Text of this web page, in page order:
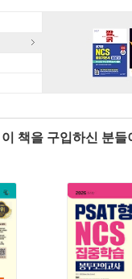
이 책을 구입하신 분